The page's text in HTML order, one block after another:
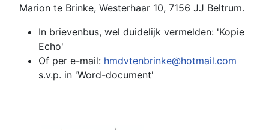
Marion te Brinke, Westerhaar 10, 7156 JJ Beltrum.
In brievenbus, wel duidelijk vermelden: 'Kopie
Echo'
Of per e-mail: hmdvtenbrinke@hotmail.com
s.v.p. in 'Word-document'